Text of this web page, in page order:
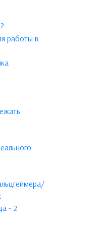
работы в
- 2